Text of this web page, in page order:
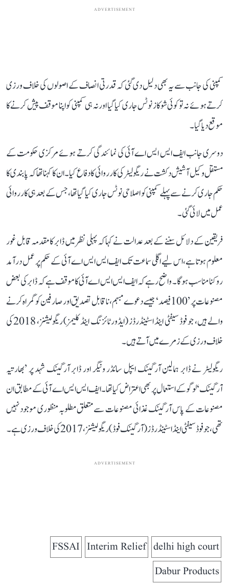
ADVERTISEMENT
کمپنی کی جانب سے یہ بھی دلیل دی گئی کہ قدرتی انصاف کے اصولوں کی خلاف ورزی
کرتے ہوئے نہ تو کوئی شوکاز نوٹس جاری کیا گیا اور نہ ہی کمپنی کو اپنا موقف پیش کرنے کا
موقع دیا گیا۔
دوسری جانب ایف ایس ایس اے آئی کی نمائندگی کرتے ہوئے مرکزی حکومت کے
مستقل وکیل آشیش دکشت نے ریگولیٹر کی کارروائی کا دفاع کیا۔ ان کا کہنا تھا کہ پابندی کا
حکم جاری کرنے سے پہلے کمپنی کو اصلاحی نوٹس جاری کیا گیا تھا، جس کے بعد ہی کارروائی
عمل میں لائی گئی۔
فریقین کے دلائل سننے کے بعد عدالت نے کہا کہ پہلی نظر میں ڈابر کا مقدمہ قابل غور
معلوم ہوتا ہے، اس لیے اگلی سماعت تک ایف ایس ایس اے آئی کے حکم پر عمل درآمد
روکنا مناسب ہوگا۔ واضح رہے کہ ایف ایس ایس اے آئی کا موقف ہے کہ ڈابر کی بعض
مصنوعات پر ’100 فیصد‘ جیسے دعوے مبہم، ناقابل تصدیق اور صارفین کو گمراہ کرنے
والے ہیں، جو فوڈ سیفٹی اینڈ اسٹینڈرڈز (ایڈورٹائزنگ اینڈ کلیمز) ریگولیشنز، 2018 کی
خلاف ورزی کے زمرے میں آتے ہیں۔
ریگولیٹر نے ڈابر ہمالین آرگینک ایپل سائڈر ونیگر اور ڈابر آرگینک شہد پر ’بھارتیہ
آرگینک‘ لوگو کے استعمال پر بھی اعتراض کیا تھا۔ ایف ایس ایس اے آئی کے مطابق ان
مصنوعات کے پاس آرگینک غذائی مصنوعات سے متعلق مطلوبہ منظوری موجود نہیں
تھی، جو فوڈ سیفٹی اینڈ اسٹینڈرڈز (آرگینک فوڈ) ریگولیشنز، 2017 کی خلاف ورزی ہے۔
ADVERTISEMENT
delhi high court
Interim Relief
FSSAI
Dabur Products